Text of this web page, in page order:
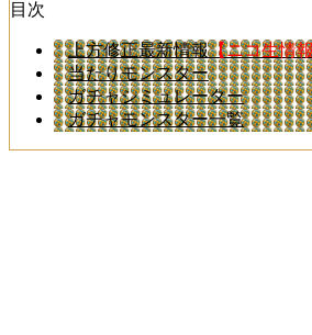
目次
上方修正最新情報【ニコ生情
当たりモンスター
ガチャシミュレーター
ガチャモンスター一覧